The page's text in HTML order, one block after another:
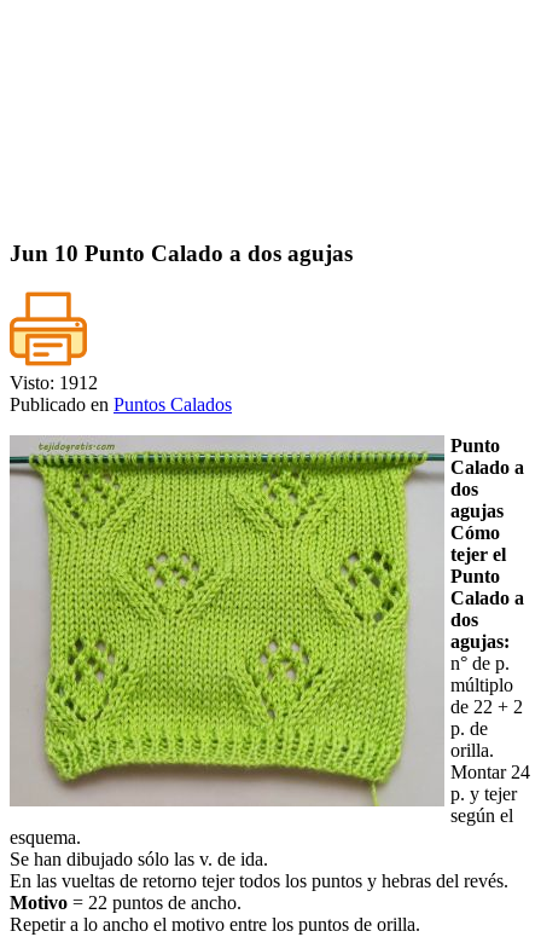
Jun 10 Punto Calado a dos agujas
Visto: 1912
Publicado en Puntos Calados
Punto
Calado a
dos
agujas
Cómo
tejer el
Punto
Calado a
dos
agujas:
n° de p.
múltiplo
de 22 + 2
p. de
orilla.
Montar 24
p. y tejer
según el
esquema.
Se han dibujado sólo las v. de ida.
En las vueltas de retorno tejer todos los puntos y hebras del revés.
Motivo = 22 puntos de ancho.
Repetir a lo ancho el motivo entre los puntos de orilla.